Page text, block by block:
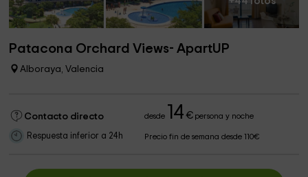
Patacona Orchard Views- ApartUP
Alboraya, Valencia
Contacto directo desde 14 €persona y noche
Respuesta inferior a 24h Precio fin de semana desde 110€